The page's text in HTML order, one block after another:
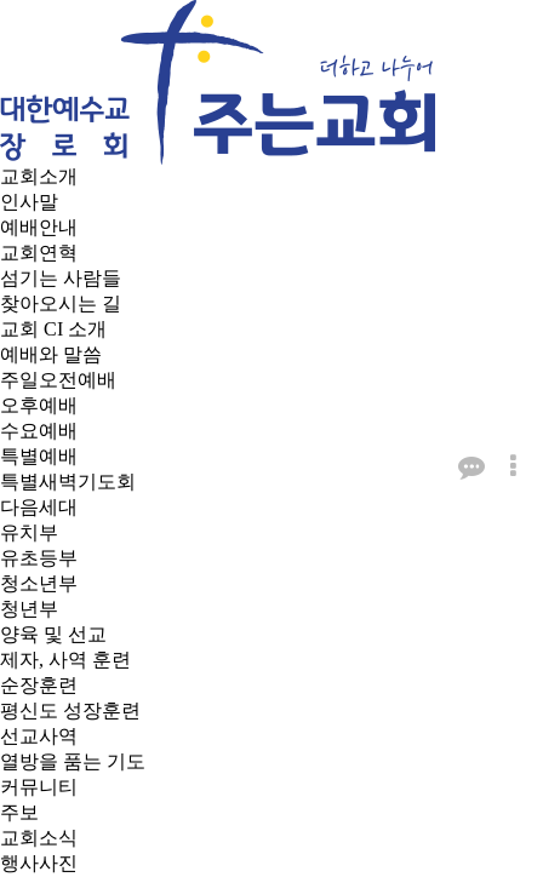
교회소개
인사말
예배안내
교회연혁
섬기는 사람들
찾아오시는 길
교회 CI 소개
예배와 말씀
주일오전예배
오후예배
수요예배
특별예배
특별새벽기도회
다음세대
유치부
유초등부
청소년부
청년부
양육 및 선교
제자, 사역 훈련
순장훈련
평신도 성장훈련
선교사역
열방을 품는 기도
커뮤니티
주보
교회소식
행사사진